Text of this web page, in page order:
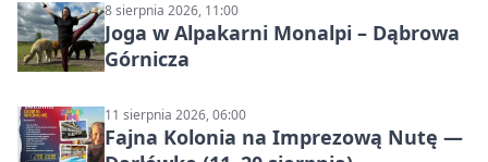
8 sierpnia 2026, 11:00
Joga w Alpakarni Monalpi – Dąbrowa
Górnicza
11 sierpnia 2026, 06:00
Fajna Kolonia na Imprezową Nutę —